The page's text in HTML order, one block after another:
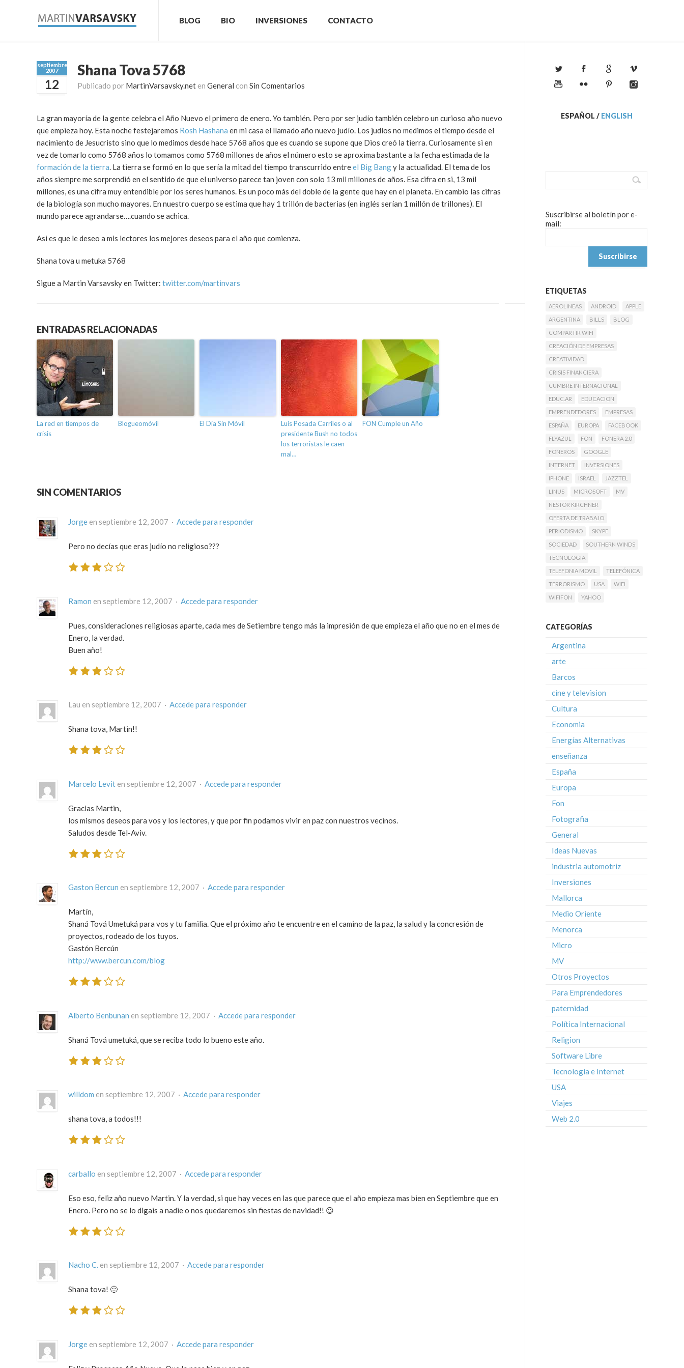
BLOG BIO INVERSIONES CONTACTO
septiembre
2007
12
Shana Tova 5768
Publicado por MartinVarsavsky.net en General con Sin Comentarios
La gran mayoría de la gente celebra el Año Nuevo el primero de enero. Yo también. Pero por ser judío también celebro un curioso año nuevo
que empieza hoy. Esta noche festejaremos Rosh Hashana en mi casa el llamado año nuevo judío. Los judíos no medimos el tiempo desde el
nacimiento de Jesucristo sino que lo medimos desde hace 5768 años que es cuando se supone que Dios creó la tierra. Curiosamente si en
vez de tomarlo como 5768 años lo tomamos como 5768 millones de años el número esto se aproxima bastante a la fecha estimada de la
formación de la tierra. La tierra se formó en lo que sería la mitad del tiempo transcurrido entreel Big Bangy la actualidad. El tema de los
años siempre me sorprendió en el sentido de que el universo parece tan joven con solo 13 mil millones de años. Esa cifra en si, 13 mil
millones, es una cifra muy entendible por los seres humanos. Es un poco más del doble de la gente que hay en el planeta. En cambio las cifras
de la biología son mucho mayores. En nuestro cuerpo se estima que hay 1 trillón de bacterias (en inglés serían 1 millón de trillones). El
mundo parece agrandarse….cuando se achica.
Asi es que le deseo a mis lectores los mejores deseos para el año que comienza.
Shana tova u metuka 5768
Sigue a Martin Varsavsky en Twitter: twitter.com/martinvars
ENTRADAS RELACIONADAS
La red en tiempos de
crisis
Blogueomóvil El Día Sin Móvil
Luis Posada Carriles o al
presidente Bush no todos
los terroristas le caen
mal…
FON Cumple un Año
SIN COMENTARIOS
Jorge en septiembre 12, 2007 · Accede para responder
Pero no decías que eras judío no religioso???
Ramon en septiembre 12, 2007 · Accede para responder
Pues, consideraciones religiosas aparte, cada mes de Setiembre tengo más la impresión de que empieza el año que no en el mes de
Enero, la verdad.
Buen año!
Lau en septiembre 12, 2007 · Accede para responder
Shana tova, Martin!!
Marcelo Levit en septiembre 12, 2007 · Accede para responder
Gracias Martin,
los mismos deseos para vos y los lectores, y que por fin podamos vivir en paz con nuestros vecinos.
Saludos desde Tel-Aviv.
Gaston Bercun en septiembre 12, 2007 · Accede para responder
Martín,
Shaná Tová Umetuká para vos y tu familia. Que el próximo año te encuentre en el camino de la paz, la salud y la concresión de
proyectos, rodeado de los tuyos.
Gastón Bercún
http://www.bercun.com/blog
Alberto Benbunan en septiembre 12, 2007 · Accede para responder
Shaná Tová umetuká, que se reciba todo lo bueno este año.
willdom en septiembre 12, 2007 · Accede para responder
shana tova, a todos!!!
carballo en septiembre 12, 2007 · Accede para responder
Eso eso, feliz año nuevo Martin. Y la verdad, si que hay veces en las que parece que el año empieza mas bien en Septiembre que en
Enero. Pero no se lo digais a nadie o nos quedaremos sin fiestas de navidad!! 😉
Nacho C. en septiembre 12, 2007 · Accede para responder
Shana tova! 🙂
Jorge en septiembre 12, 2007 · Accede para responder
ESPAÑOL / ENGLISH
Suscribirse al boletín por e-
mail:
ETIQUETAS
AEROLINEAS ANDROID
APPLE
ARGENTINA
BILLS
BLOG
COMPARTIR WIFI
CREACIÓN DE EMPRESAS
CREATIVIDAD
CRISIS FINANCIERA
CUMBRE INTERNACIONAL
EDUC.AR
EDUCACION
EMPRENDEDORES
EMPRESAS
ESPAÑA
EUROPA
FACEBOOK
FLYAZUL
FON
FONERA 2.0
FONEROS
GOOGLE
INTERNET
INVERSIONES
IPHONE
ISRAEL
JAZZTEL
LINUS
MICROSOFT
MV
NESTOR KIRCHNER
OFERTA DE TRABAJO
PERIODISMO
SKYPE
SOCIEDAD
SOUTHERN WINDS
TECNOLOGIA
TELEFONIA MOVIL
TELEFÓNICA
TERRORISMO
USA
WIFI
WIFIFON
YAHOO
CATEGORÍAS
Argentina
arte
Barcos
cine y television
Cultura
Economia
Energías Alternativas
enseñanza
España
Europa
Fon
Fotografia
General
Ideas Nuevas
industria automotriz
Inversiones
Mallorca
Medio Oriente
Menorca
Micro
MV
Otros Proyectos
Para Emprendedores
paternidad
Política Internacional
Religion
Software Libre
Tecnología e Internet
USA
Viajes
Web 2.0